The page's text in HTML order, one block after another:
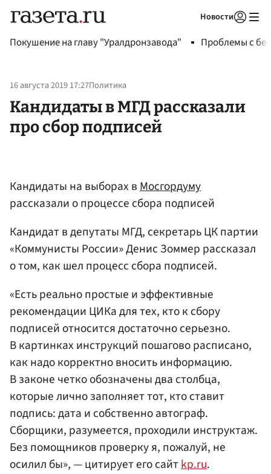
Новости
Покушение на главу "Уралдронзавода" Проблемы с
16 августа 2019 17:27Политика
Кандидаты в МГД рассказали
про сбор подписей
Кандидаты на выборах вМосгордуму
рассказали о процессе сбора подписей
Кандидат в депутаты МГД, секретарь ЦК партии
«Коммунисты России» Денис Зоммер рассказал
о том, как шел процесс сбора подписей.
«Есть реально простые и эффективные
рекомендации ЦИКа для тех, кто к сбору
подписей относится достаточно серьезно.
В картинках инструкций пошагово расписано,
как надо корректно вносить информацию.
В законе четко обозначены два столбца,
которые лично заполняет тот, кто ставит
подпись: дата и собственно автограф.
Сборщики, разумеется, проходили инструктаж.
Без помощников проверку я, пожалуй, не
осилил бы», — цитирует его сайтkp.ru.